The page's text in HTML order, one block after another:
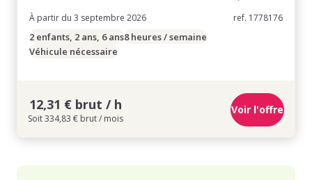
À partir du 3 septembre 2026
ref. 1778176
2 enfants, 2 ans, 6 ans8 heures / semaine
Véhicule nécessaire
12,31 € brut / h
Soit 334,83 € brut / mois
Voir l'offre